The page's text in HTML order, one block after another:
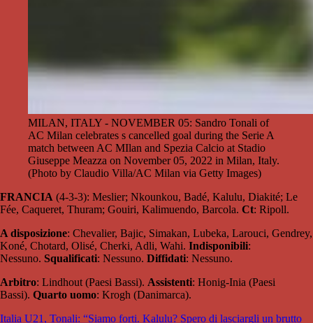
MILAN, ITALY - NOVEMBER 05: Sandro Tonali of
AC Milan celebrates s cancelled goal during the Serie A
match between AC MIlan and Spezia Calcio at Stadio
Giuseppe Meazza on November 05, 2022 in Milan, Italy.
(Photo by Claudio Villa/AC Milan via Getty Images)
FRANCIA (4-3-3): Meslier; Nkounkou, Badé, Kalulu, Diakité; Le
Fée, Caqueret, Thuram; Gouiri, Kalimuendo, Barcola. Ct: Ripoll.
A disposizione: Chevalier, Bajic, Simakan, Lubeka, Larouci, Gendrey,
Koné, Chotard, Olisé, Cherki, Adli, Wahi. Indisponibili:
Nessuno. Squalificati: Nessuno. Diffidati: Nessuno.
Arbitro: Lindhout (Paesi Bassi). Assistenti: Honig-Inia (Paesi
Bassi). Quarto uomo: Krogh (Danimarca).
Italia U21, Tonali: “Siamo forti. Kalulu? Spero di lasciargli un brutto